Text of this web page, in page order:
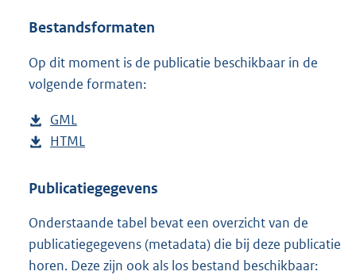
e
Bestandsformaten
Op dit moment is de publicatie beschikbaar in de
volgende formaten:
D
o
n
o
a
d
GML
e
t
n
d
s
D
w
l
o
a
HTML
s
a
n
d
Publicatiegegevens
Onderstaande tabel bevat een overzicht van de
publicatiegegevens (metadata) die bij deze publicatie
horen. Deze zijn ook als los bestand beschikbaar: